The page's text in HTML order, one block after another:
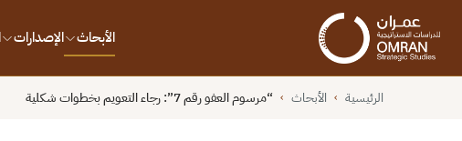
الأبحاث الإصدارات
الرئيسية › الأبحاث › “مرسوم العفو رقم 7”: رجاء التعويم بخطوات شكلية